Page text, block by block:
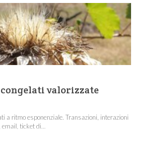
valorizzate
a ritmo esponenziale. Transazioni, interazioni
ticket di...